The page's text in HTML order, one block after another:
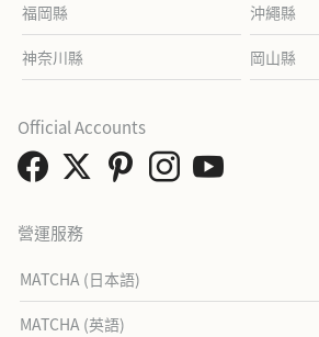
福岡縣 沖繩縣
神奈川縣 岡山縣
營運服務
MATCHA (日本語)
MATCHA (英語)
Official Accounts